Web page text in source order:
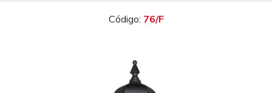
Código: 76/F